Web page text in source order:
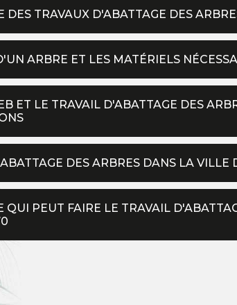
DES TRAVAUX D'ABATTAGE DES
ARBRE ET LES MATÉRIELS
ET LE TRAVAIL D'ABATTAGE DES
DES ARBRES DANS LA VILLE
QUI PEUT FAIRE LE TRAVAIL